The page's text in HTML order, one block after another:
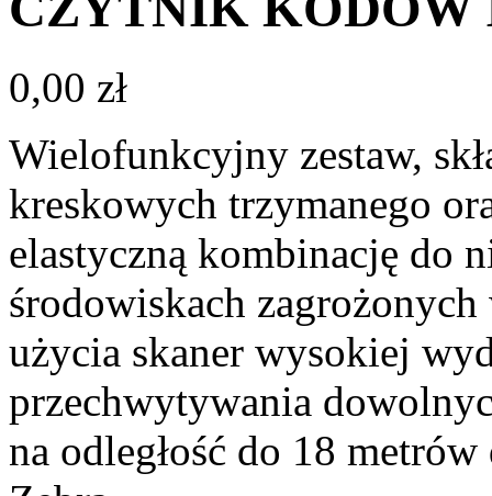
0,00 zł
Wielofunkcyjny zestaw,
kreskowych trzymanego
elastyczną kombinację do
środowiskach
użycia skaner wysokiej
przechwytywania
na odległość do 18